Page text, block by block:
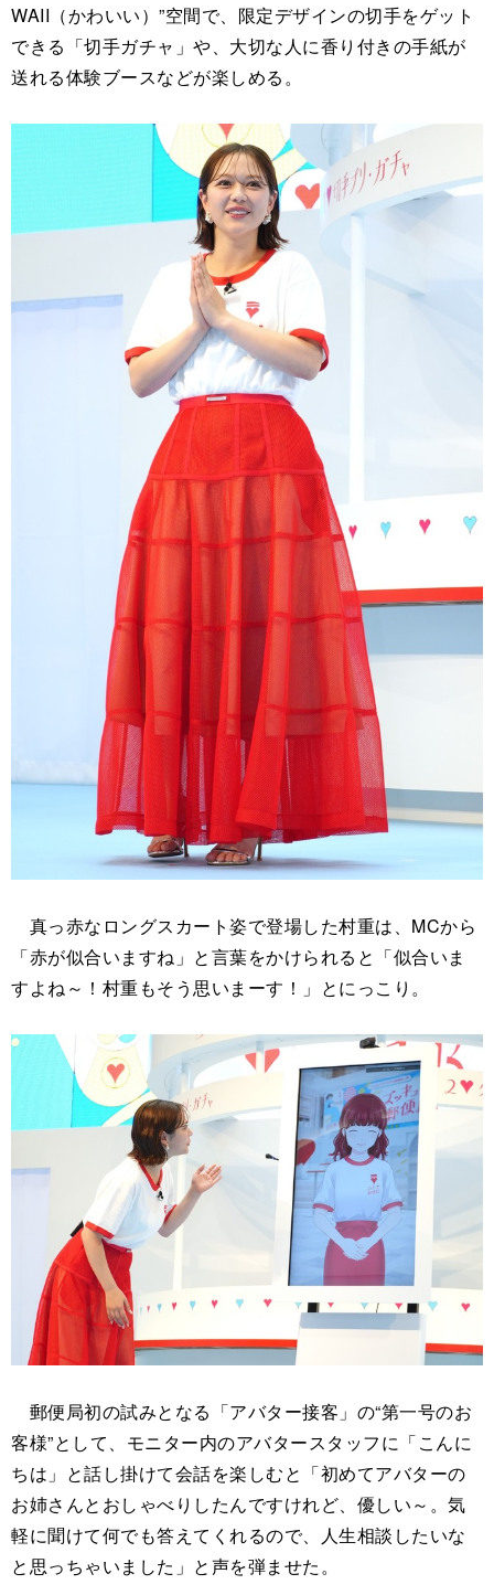
WAII（かわいい）”空間で、限定デザインの切手をゲット
できる「切手ガチャ」や、大切な人に香り付きの手紙が
送れる体験ブースなどが楽しめる。
真っ赤なロングスカート姿で登場した村重は、MCから
「赤が似合いますね」と言葉をかけられると「似合いま
すよね～！村重もそう思いまーす！」とにっこり。
郵便局初の試みとなる「アバター接客」の“第一号のお
客様”として、モニター内のアバタースタッフに「こんに
ちは」と話し掛けて会話を楽しむと「初めてアバターの
お姉さんとおしゃべりしたんですけれど、優しい～。気
軽に聞けて何でも答えてくれるので、人生相談したいな
と思っちゃいました」と声を弾ませた。